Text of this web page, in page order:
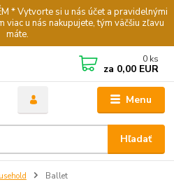
* Vytvorte si u nás účet a pravidelnými
viac u nás nakupujete, tým väčšiu zľavu
máte.
Menu
Hľadať
0 ks
za 0,00 EUR
Ballet